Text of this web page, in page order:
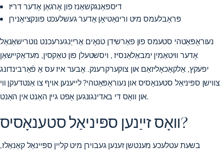
דיספאַנגקשאַנז פון אָרגאַן אָדער דריז
פּראָבלעמס מיט ורינאַטיאָן אָדער געשלעכט פונקציאָנירן
נעוראָפּאַטהי סטעמס פון פאַרשידן טנאָים אַרייַנגערעכנט נוטרישאַנאַל
אָדער וויטאַמין ימבאַלאַנסיז, ויסשטעלן פון טאַקסין, מעדאַקיישאַן
יפעקץ, אַלקאַכאָליזאַם און צוקערקרענק. אָבער איז עס אַ פֿאַרבינדונג
צווישן ספּיניאַל סטענאָסיס און נעוראָפּאַטהי? לייענען אויף צו אַנטדעקן ווי
און וואָס די באדינגונגען אָפט גיין האַנט אין האַנט.
וואָס זייַנען ספּיניאַל סטענאָסיס?
בשעת עטלעכע מענטשן זענען געבוירן מיט קליין ספּיינאַל קאַנאַלז,